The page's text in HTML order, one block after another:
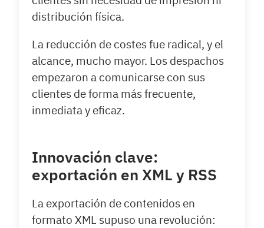
distribución física.
La reducción de costes fue radical, y el
alcance, mucho mayor. Los despachos
empezaron a comunicarse con sus
clientes de forma más frecuente,
inmediata y eficaz.
Innovación clave:
exportación en XML y RSS
La exportación de contenidos en
formato XML supuso una revolución: